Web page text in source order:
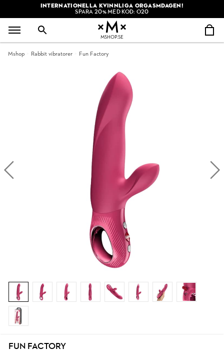
INTERNATIONELLA KVINNLIGA ORGASMDAGEN!
SPARA 20% MED KOD: O20
MSHOP.SE
Mshop Rabbit vibratorer Fun Factory
FUN FACTORY